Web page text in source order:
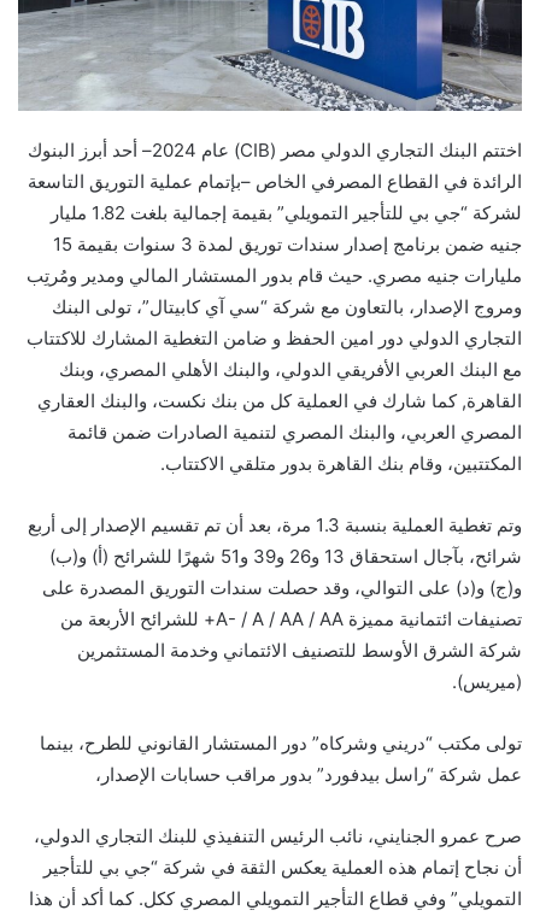
اختتم البنك التجاري الدولي مصر (CIB) عام 2024– أحد أبرز البنوك
الرائدة في القطاع المصرفي الخاص –بإتمام عملية التوريق التاسعة
لشركة “جي بي للتأجير التمويلي” بقيمة إجمالية بلغت 1.82 مليار
جنيه ضمن برنامج إصدار سندات توريق لمدة 3 سنوات بقيمة 15
مليارات جنيه مصري. حيث قام بدور المستشار المالي ومدير ومُرتِب
ومروج الإصدار، بالتعاون مع شركة “سي آي كابيتال”، تولى البنك
التجاري الدولي دور امين الحفظ و ضامن التغطية المشارك للاكتتاب
مع البنك العربي الأفريقي الدولي، والبنك الأهلي المصري، وبنك
القاهرة, كما شارك في العملية كل من بنك نكست، والبنك العقاري
المصري العربي، والبنك المصري لتنمية الصادرات ضمن قائمة
المكتتبين، وقام بنك القاهرة بدور متلقي الاكتتاب.
وتم تغطية العملية بنسبة 1.3 مرة، بعد أن تم تقسيم الإصدار إلى أربع
شرائح، بآجال استحقاق 13 و26 و39 و51 شهرًا للشرائح (أ) و(ب)
و(ج) و(د) على التوالي، وقد حصلت سندات التوريق المصدرة على
تصنيفات ائتمانية مميزة A- / A / AA / AA+ للشرائح الأربعة من
شركة الشرق الأوسط للتصنيف الائتماني وخدمة المستثمرين
(ميريس).
تولى مكتب “دريني وشركاه” دور المستشار القانوني للطرح، بينما
عمل شركة “راسل بيدفورد” بدور مراقب حسابات الإصدار،
صرح عمرو الجنايني، نائب الرئيس التنفيذي للبنك التجاري الدولي،
أن نجاح إتمام هذه العملية يعكس الثقة في شركة “جي بي للتأجير
التمويلي” وفي قطاع التأجير التمويلي المصري ككل. كما أكد أن هذا